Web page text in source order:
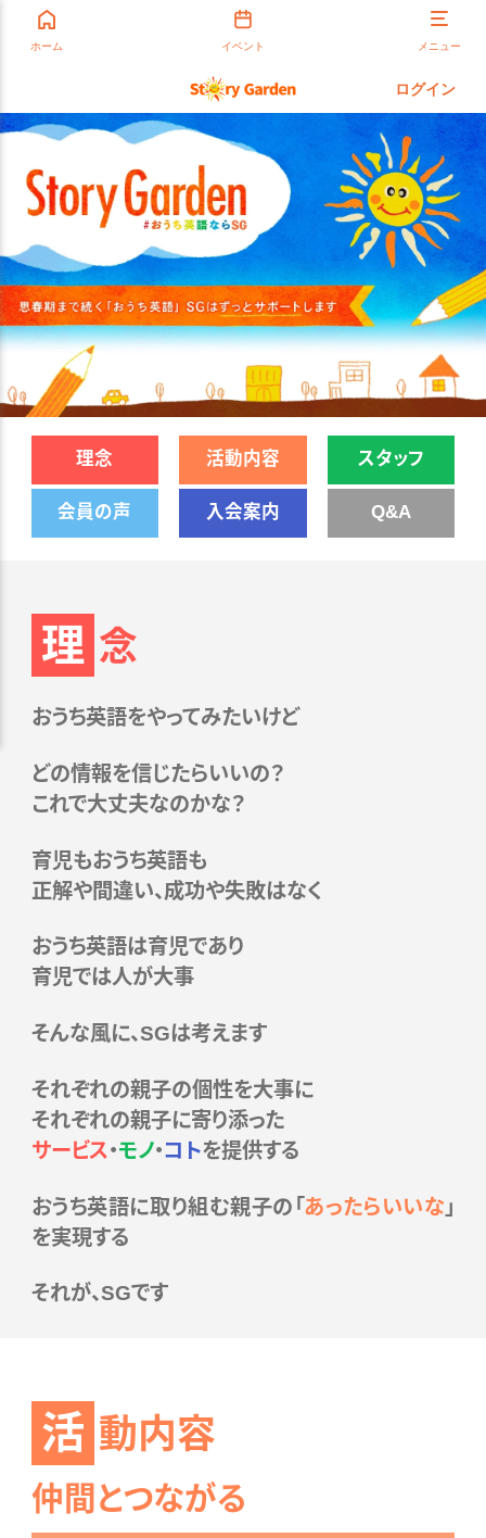
ホーム イベント メニュー
ログイン
理念 活動内容 スタッフ
会員の声 入会案内 Q&A
理 念
おうち英語をやってみたいけど
どの情報を信じたらいいの？
これで大丈夫なのかな？
育児もおうち英語も
正解や間違い、成功や失敗はなく
おうち英語は育児であり
育児では人が大事
そんな風に、SGは考えます
それぞれの親子の個性を大事に
それぞれの親子に寄り添った
サービス・モノ・コトを提供する
おうち英語に取り組む親子の「あったらいいな 」
を実現する
それが、SGです
活 動内容
仲間とつながる